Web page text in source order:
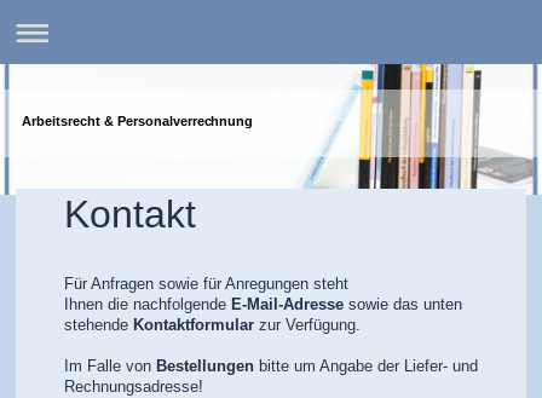
Arbeitsrecht & Personalverrechnung
Kontakt
Für Anfragen sowie für Anregungen steht
Ihnen die nachfolgende E-Mail-Adresse sowie das unten
stehende Kontaktformular zur Verfügung.
Im Falle von Bestellungen bitte um Angabe der Liefer- und
Rechnungsadresse!